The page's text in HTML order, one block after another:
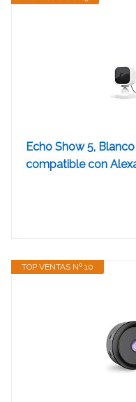
Echo Show 5,
compatible con
TOP VENTAS Nº 10